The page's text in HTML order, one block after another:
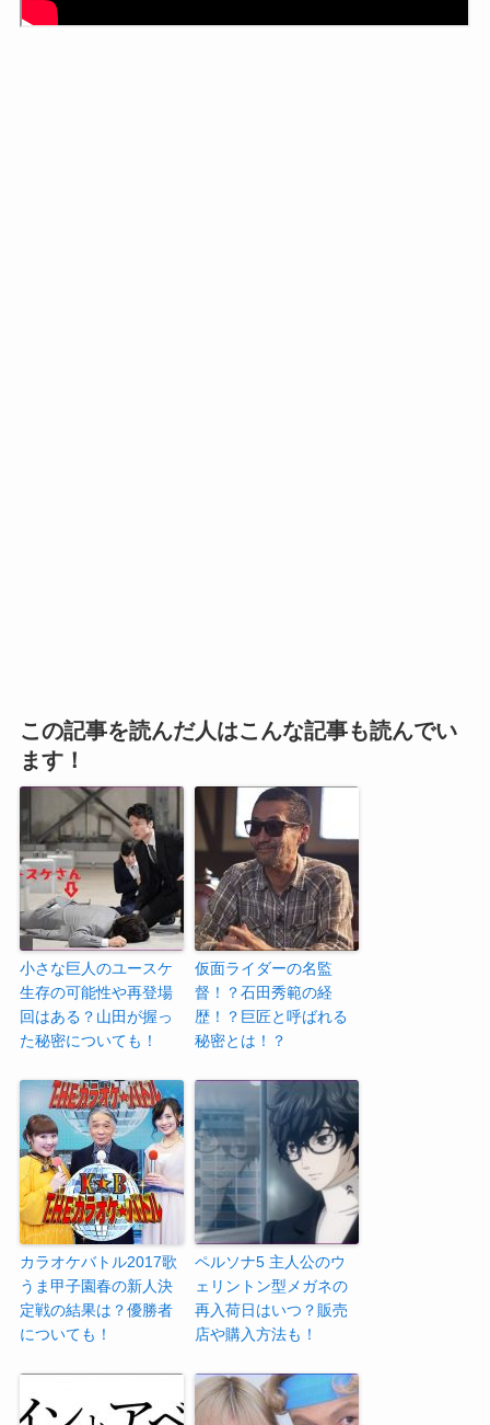
この記事を読んだ人はこんな記事も読んでい
ます！
小さな巨人のユースケ
生存の可能性や再登場
回はある？山田が握っ
た秘密についても！
仮面ライダーの名監
督！？石田秀範の経
歴！？巨匠と呼ばれる
秘密とは！？
カラオケバトル2017歌
うま甲子園春の新人決
定戦の結果は？優勝者
についても！
ペルソナ5 主人公のウ
ェリントン型メガネの
再入荷日はいつ？販売
店や購入方法も！